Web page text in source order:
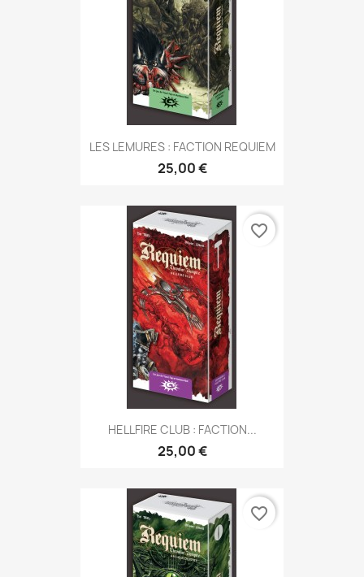
LES LEMURES : FACTION REQUIEM
25,00 €
HELLFIRE CLUB : FACTION...
25,00 €
favorite_border
favorite_border